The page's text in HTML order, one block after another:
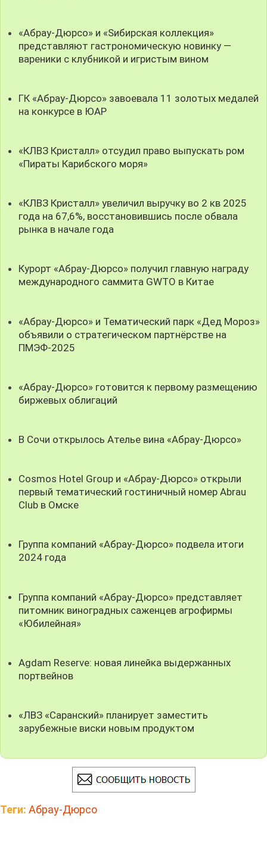
«Абрау-Дюрсо» и «Sибирская коллекция»
представляют гастрономическую новинку —
вареники с клубникой и игристым вином
ГК «Абрау-Дюрсо» завоевала 11 золотых медалей
на конкурсе в ЮАР
«КЛВЗ Кристалл» отсудил право выпускать ром
«Пираты Карибского моря»
«КЛВЗ Кристалл» увеличил выручку во 2 кв 2025
года на 67,6%, восстановившись после обвала
рынка в начале года
Курорт «Абрау-Дюрсо» получил главную награду
международного саммита GWTO в Китае
«Абрау-Дюрсо» и Тематический парк «Дед Мороз»
объявили о стратегическом партнёрстве на
ПМЭФ-2025
«Абрау-Дюрсо» готовится к первому размещению
биржевых облигаций
В Сочи открылось Ателье вина «Абрау-Дюрсо»
Cosmos Hotel Group и «Абрау-Дюрсо» открыли
первый тематический гостиничный номер Abrau
Club в Омске
Группа компаний «Абрау-Дюрсо» подвела итоги
2024 года
Группа компаний «Абрау-Дюрсо» представляет
питомник виноградных саженцев агрофирмы
«Юбилейная»
Agdam Reserve: новая линейка выдержанных
портвейнов
«ЛВЗ «Саранский» планирует заместить
зарубежные виски новым продуктом
Теги: Абрау-Дюрсо